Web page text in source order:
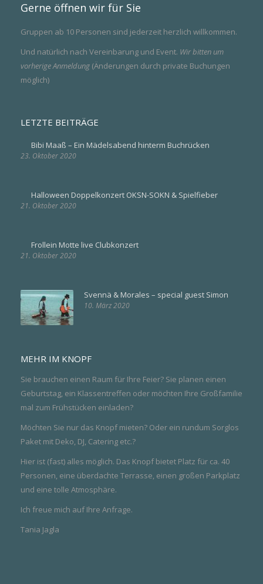
Gerne öffnen wir für Sie
Gruppen ab 10 Personen sind jederzeit herzlich willkommen.
Und natürlich nach Vereinbarung und Event. Wir bitten um
vorherige Anmeldung (Änderungen durch private Buchungen
möglich)
LETZTE BEITRÄGE
Bibi Maaß – Ein Mädelsabend hinterm Buchrücken
23. Oktober 2020
Halloween Doppelkonzert OKSN-SOKN & Spielfieber
21. Oktober 2020
Frollein Motte live Clubkonzert
21. Oktober 2020
Svennä & Morales – special guest Simon
10. März 2020
MEHR IM KNOPF
Sie brauchen einen Raum für Ihre Feier? Sie planen einen
Geburtstag, ein Klassentreffen oder möchten Ihre Großfamilie
mal zum Frühstücken einladen?
Möchten Sie nur das Knopf mieten? Oder ein rundum Sorglos
Paket mit Deko, DJ, Catering etc.?
Hier ist (fast) alles möglich. Das Knopf bietet Platz für ca. 40
Personen, eine über­dachte Terrasse, einen großen Parkplatz
und eine tolle Atmosphäre.
Ich freue mich auf Ihre Anfrage.
Tania Jagla